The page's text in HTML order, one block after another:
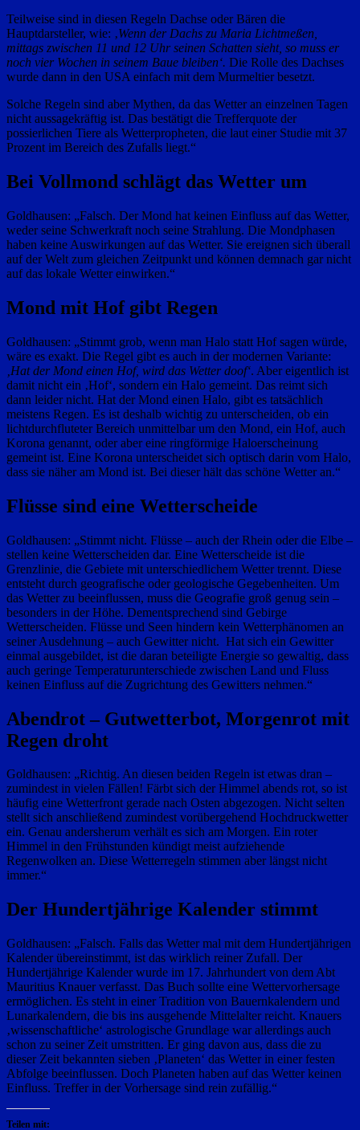
Teilweise sind in diesen Regeln Dachse oder Bären die
Hauptdarsteller, wie: ‚Wenn der Dachs zu Maria Lichtmeßen,
mittags zwischen 11 und 12 Uhr seinen Schatten sieht, so muss er
noch vier Wochen in seinem Baue bleiben‘. Die Rolle des Dachses
wurde dann in den USA einfach mit dem Murmeltier besetzt.
Solche Regeln sind aber Mythen, da das Wetter an einzelnen Tagen
nicht aussagekräftig ist. Das bestätigt die Trefferquote der
possierlichen Tiere als Wetterpropheten, die laut einer Studie mit 37
Prozent im Bereich des Zufalls liegt.“
Bei Vollmond schlägt das Wetter um
Goldhausen: „Falsch. Der Mond hat keinen Einfluss auf das Wetter,
weder seine Schwerkraft noch seine Strahlung. Die Mondphasen
haben keine Auswirkungen auf das Wetter. Sie ereignen sich überall
auf der Welt zum gleichen Zeitpunkt und können demnach gar nicht
auf das lokale Wetter einwirken.“
Mond mit Hof gibt Regen
Goldhausen: „Stimmt grob, wenn man Halo statt Hof sagen würde,
wäre es exakt. Die Regel gibt es auch in der modernen Variante:
‚Hat der Mond einen Hof, wird das Wetter doof‘. Aber eigentlich ist
damit nicht ein ‚Hof‘, sondern ein Halo gemeint. Das reimt sich
dann leider nicht. Hat der Mond einen Halo, gibt es tatsächlich
meistens Regen. Es ist deshalb wichtig zu unterscheiden, ob ein
lichtdurchfluteter Bereich unmittelbar um den Mond, ein Hof, auch
Korona genannt, oder aber eine ringförmige Haloerscheinung
gemeint ist. Eine Korona unterscheidet sich optisch darin vom Halo,
dass sie näher am Mond ist. Bei dieser hält das schöne Wetter an.“
Flüsse sind eine Wetterscheide
Goldhausen: „Stimmt nicht. Flüsse – auch der Rhein oder die Elbe –
stellen keine Wetterscheiden dar. Eine Wetterscheide ist die
Grenzlinie, die Gebiete mit unterschiedlichem Wetter trennt. Diese
entsteht durch geografische oder geologische Gegebenheiten. Um
das Wetter zu beeinflussen, muss die Geografie groß genug sein –
besonders in der Höhe. Dementsprechend sind Gebirge
Wetterscheiden. Flüsse und Seen hindern kein Wetterphänomen an
seiner Ausdehnung – auch Gewitter nicht. Hat sich ein Gewitter
einmal ausgebildet, ist die daran beteiligte Energie so gewaltig, dass
auch geringe Temperaturunterschiede zwischen Land und Fluss
keinen Einfluss auf die Zugrichtung des Gewitters nehmen.“
Abendrot – Gutwetterbot, Morgenrot mit
Regen droht
Goldhausen: „Richtig. An diesen beiden Regeln ist etwas dran –
zumindest in vielen Fällen! Färbt sich der Himmel abends rot, so ist
häufig eine Wetterfront gerade nach Osten abgezogen. Nicht selten
stellt sich anschließend zumindest vorübergehend Hochdruckwetter
ein. Genau andersherum verhält es sich am Morgen. Ein roter
Himmel in den Frühstunden kündigt meist aufziehende
Regenwolken an. Diese Wetterregeln stimmen aber längst nicht
immer.“
Der Hundertjährige Kalender stimmt
Goldhausen: „Falsch. Falls das Wetter mal mit dem Hundertjährigen
Kalender übereinstimmt, ist das wirklich reiner Zufall. Der
Hundertjährige Kalender wurde im 17. Jahrhundert von dem Abt
Mauritius Knauer verfasst. Das Buch sollte eine Wettervorhersage
ermöglichen. Es steht in einer Tradition von Bauernkalendern und
Lunarkalendern, die bis ins ausgehende Mittelalter reicht. Knauers
‚wissenschaftliche‘ astrologische Grundlage war allerdings auch
schon zu seiner Zeit umstritten. Er ging davon aus, dass die zu
dieser Zeit bekannten sieben ‚Planeten‘ das Wetter in einer festen
Abfolge beeinflussen. Doch Planeten haben auf das Wetter keinen
Einfluss. Treffer in der Vorhersage sind rein zufällig.“
Teilen mit: